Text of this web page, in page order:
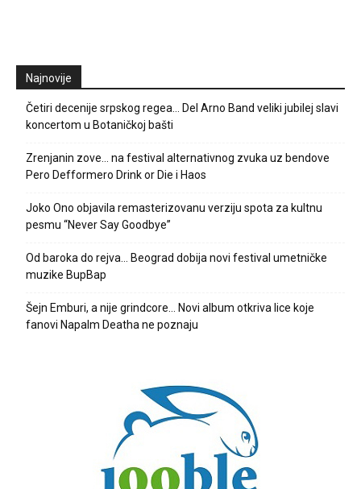
Najnovije
Četiri decenije srpskog regea… Del Arno Band veliki jubilej slavi
koncertom u Botaničkoj bašti
Zrenjanin zove… na festival alternativnog zvuka uz bendove
Pero Defformero Drink or Die i Haos
Joko Ono objavila remasterizovanu verziju spota za kultnu
pesmu “Never Say Goodbye”
Od baroka do rejva… Beograd dobija novi festival umetničke
muzike BupBap
Šejn Emburi, a nije grindcore… Novi album otkriva lice koje
fanovi Napalm Deatha ne poznaju